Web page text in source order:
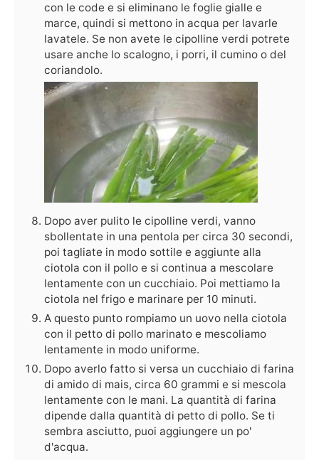
con le code e si eliminano le foglie gialle e
marce, quindi si mettono in acqua per lavarle
lavatele. Se non avete le cipolline verdi potrete
usare anche lo scalogno, i porri, il cumino o del
coriandolo.
Dopo aver pulito le cipolline verdi, vanno
sbollentate in una pentola per circa 30 secondi,
poi tagliate in modo sottile e aggiunte alla
ciotola con il pollo e si continua a mescolare
lentamente con un cucchiaio. Poi mettiamo la
ciotola nel frigo e marinare per 10 minuti.
A questo punto rompiamo un uovo nella ciotola
con il petto di pollo marinato e mescoliamo
lentamente in modo uniforme.
Dopo averlo fatto si versa un cucchiaio di farina
di amido di mais, circa 60 grammi e si mescola
lentamente con le mani. La quantità di farina
dipende dalla quantità di petto di pollo. Se ti
sembra asciutto, puoi aggiungere un po'
d'acqua.